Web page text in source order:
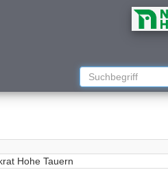
Hohe Tauern